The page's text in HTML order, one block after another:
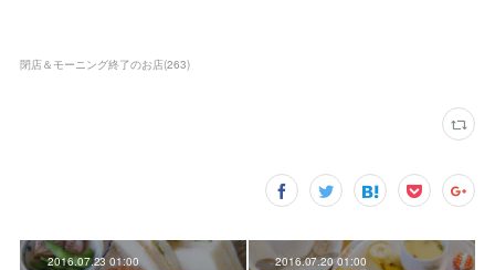
閉店＆モーニング終了のお店(263)
2016.07.23 01:00 2016.07.20 01:00